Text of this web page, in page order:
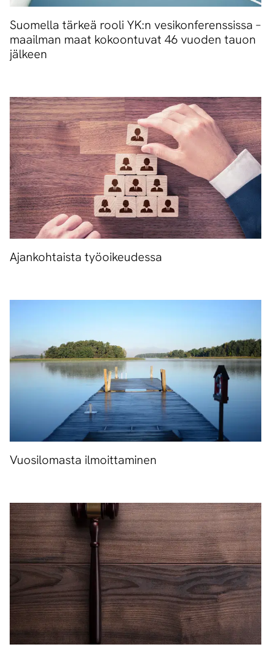
Suomella tärkeä rooli YK:n vesikonferenssissa –
maailman maat kokoontuvat 46 vuoden tauon
jälkeen
Ajankohtaista työoikeudessa
Vuosilomasta ilmoittaminen